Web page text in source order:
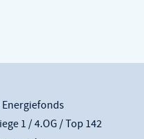
1 / 4.OG / Top 142